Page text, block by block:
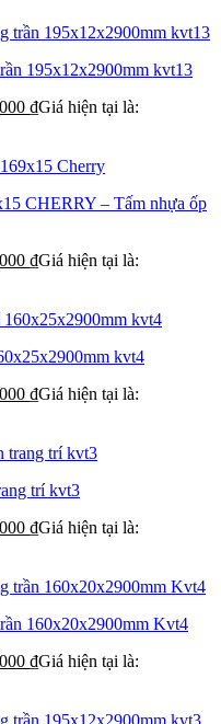
195x12x2900mm kvt13
₫Giá hiện tại là:
CHERRY – Tấm nhựa ốp
₫Giá hiện tại là:
kvt4
₫Giá hiện tại là:
trí kvt3
₫Giá hiện tại là:
160x20x2900mm Kvt4
₫Giá hiện tại là: